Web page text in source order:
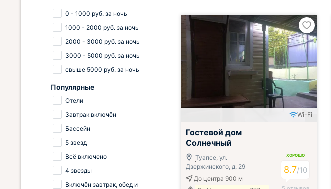
Wi-Fi
Гостевой дом
Солнечный
Туапсе, ул.
Дзержинского, д. 29
До центра 900 м
ХОРОШО
8.7/10
0 - 1000 руб. за ночь
1000 - 2000 руб. за ночь
2000 - 3000 руб. за ночь
3000 - 5000 руб. за ночь
свыше 5000 руб. за ночь
Популярные
Отели
Завтрак включён
Бассейн
5 звезд
Всё включено
4 звезды
Включён завтрак, обед и